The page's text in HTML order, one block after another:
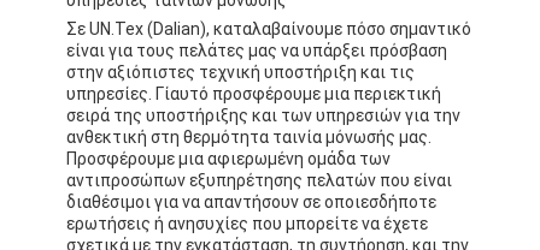
Σε UN.Tex (Dalian), καταλαβαίνουμε πόσο σημαντικό
είναι για τους πελάτες μας να υπάρξει πρόσβαση
στην αξιόπιστες τεχνική υποστήριξη και τις
υπηρεσίες. Γίαυτό προσφέρουμε μια περιεκτική
σειρά της υποστήριξης και των υπηρεσιών για την
ανθεκτική στη θερμότητα ταινία μόνωσής μας.
Προσφέρουμε μια αφιερωμένη ομάδα των
αντιπροσώπων εξυπηρέτησης πελατών που είναι
διαθέσιμοι για να απαντήσουν σε οποιεσδήποτε
ερωτήσεις ή ανησυχίες που μπορείτε να έχετε
σχετικά με την εγκατάσταση, τη συντήρηση, και την